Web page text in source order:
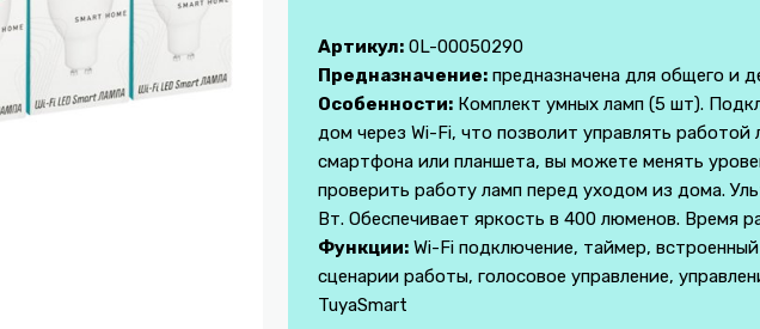
Артикул: 0L-00050290
Предназначение: предназначена для общего и
Особенности: Комплект умных ламп (5 шт).
дом через Wi-Fi, что позволит управлять
смартфона или планшета, вы можете менять
проверить работу ламп перед уходом из дома.
Вт. Обеспечивает яркость в 400 люменов. Время
Функции: Wi-Fi подключение, таймер,
сценарии работы, голосовое управление,
TuyaSmart